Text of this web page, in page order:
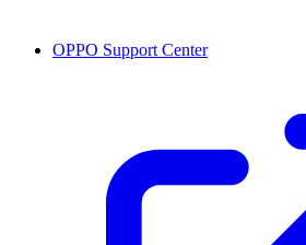
OPPO Support Center